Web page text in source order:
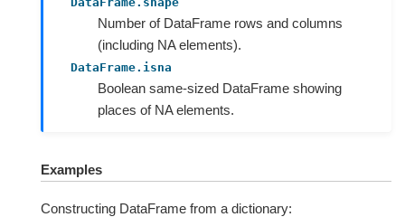
Number of DataFrame rows and columns
(including NA elements).
DataFrame.isna
Boolean same-sized DataFrame showing
places of NA elements.
Examples
Constructing DataFrame from a dictionary: